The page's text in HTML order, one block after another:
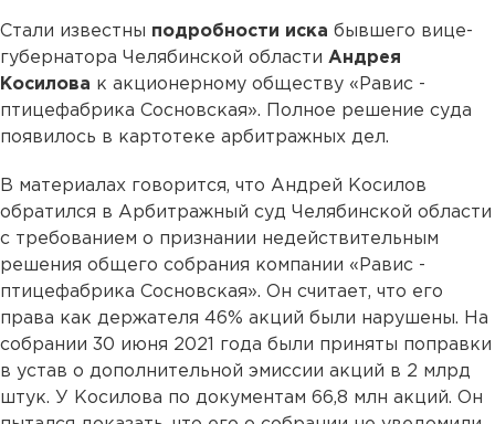
Стали известны подробности иска бывшего вице-
губернатора Челябинской области Андрея
Косилова к акционерному обществу «Равис -
птицефабрика Сосновская». Полное решение суда
появилось в картотеке арбитражных дел.
В материалах говорится, что Андрей Косилов
обратился в Арбитражный суд Челябинской области
с требованием о признании недействительным
решения общего собрания компании «Равис -
птицефабрика Сосновская». Он считает, что его
права как держателя 46% акций были нарушены. На
собрании 30 июня 2021 года были приняты поправки
в устав о дополнительной эмиссии акций в 2 млрд
штук. У Косилова по документам 66,8 млн акций. Он